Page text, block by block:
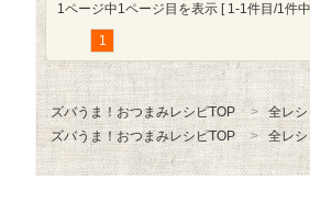
1ページ中1ページ目を表示 [ 1-1件目/1件
1
ズバうま！おつまみレシピTOP 全レ
ズバうま！おつまみレシピTOP
全レ